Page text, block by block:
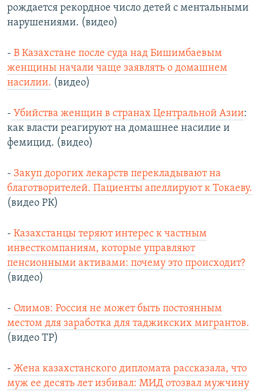
рождается рекордное число детей с ментальными
нарушениями. (видео)
- В Казахстане после суда над Бишимбаевым
женщины начали чаще заявлять о домашнем
насилии. (видео)
- Убийства женщин в странах Центральной Азии:
как власти реагируют на домашнее насилие и
фемицид. (видео)
- Закуп дорогих лекарств перекладывают на
благотворителей. Пациенты апеллируют к Токаеву.
(видео РК)
- Казахстанцы теряют интерес к частным
инвесткомпаниям, которые управляют
пенсионными активами: почему это происходит?
(видео)
- Олимов: Россия не может быть постоянным
местом для заработка для таджикских мигрантов.
(видео ТР)
- Жена казахстанского дипломата рассказала, что
муж ее десять лет избивал: МИД отозвал мужчину